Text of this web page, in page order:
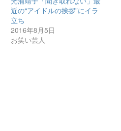
近の“アイドルの挨拶”にイラ
立ち
2016年8月5日
お笑い芸人